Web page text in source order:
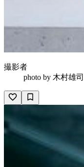
撮影者
photo by 木村雄司